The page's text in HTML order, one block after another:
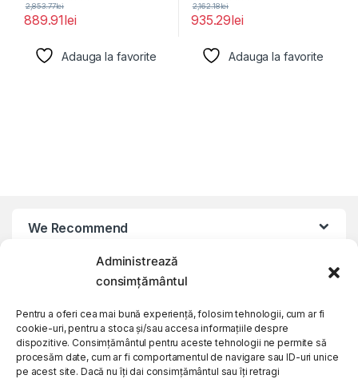
Administrează
consimțământul
Pentru a oferi cea mai bună experiență, folosim tehnologii, cum ar fi
cookie-uri, pentru a stoca și/sau accesa informațiile despre
dispozitive. Consimțământul pentru aceste tehnologii ne permite să
procesăm date, cum ar fi comportamentul de navigare sau ID-uri unice
pe acest site. Dacă nu îți dai consimțământul sau îți retragi
889.91lei
2,853.77lei
Adauga la favorite
935.29lei
2,162.18lei
Adauga la favorite
We Recommend
My Account
Customer Care
About Us